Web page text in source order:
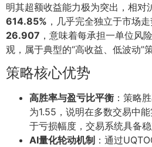
明其超额收益能力极为突出，相
614.85% ，几乎完全独立于市场
26.907 ，意味着每承担一单位风
观，属于典型的“高收益、低波动”策
策略核心优势
高胜率与盈亏比平衡 ：策略
为1.55，说明在多数交易中
于亏损幅度，交易系统具备稳
AI量化轮动机制 ：通过